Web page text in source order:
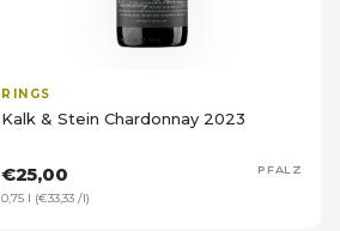
RINGS
Kalk & Stein Chardonnay 2023
€25,00
0,75 l (€33,33 /l)
PFALZ